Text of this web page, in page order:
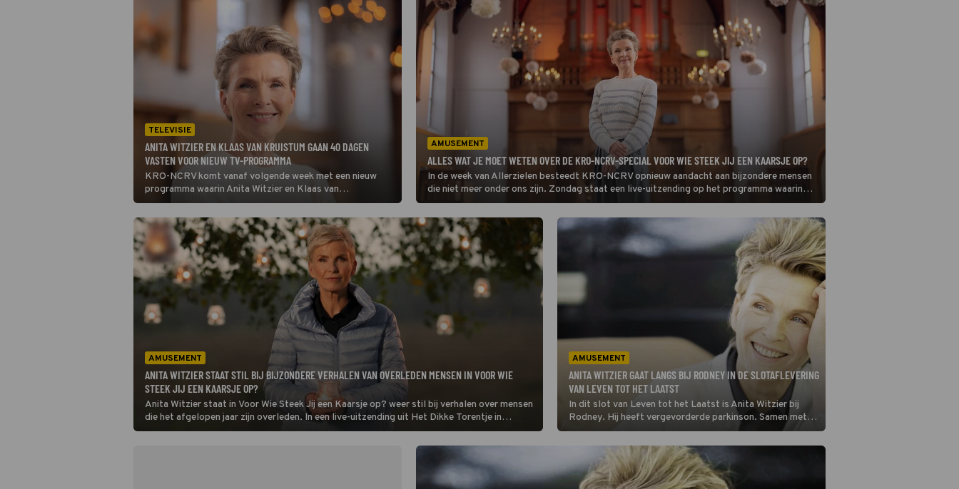
TELEVISIE
ANITA WITZIER EN KLAAS VAN KRUISTUM GAAN 40 DAGEN
VASTEN VOOR NIEUW TV-PROGRAMMA
KRO-NCRV komt vanaf volgende week met een nieuw
programma waarin Anita Witzier en Klaas van
Kruistum 40 dagen gaan vasten. Dat heeft de omroep
vandaag bekendgemaakt.
AMUSEMENT
ALLES WAT JE MOET WETEN OVER DE KRO-NCRV-SPECIAL VOOR WIE STEEK JIJ EEN KAARSJE OP?
In de week van Allerzielen besteedt KRO-NCRV opnieuw aandacht aan bijzondere mensen
die niet meer onder ons zijn. Zondag staat een live-uitzending op het programma waarin
wordt stilgestaan bij hun levens en verhalen.
AMUSEMENT
ANITA WITZIER STAAT STIL BIJ BIJZONDERE VERHALEN VAN OVERLEDEN MENSEN IN VOOR WIE
STEEK JIJ EEN KAARSJE OP?
Anita Witzier staat in Voor Wie Steek Jij een Kaarsje op? weer stil bij verhalen over mensen
die het afgelopen jaar zijn overleden. In een live-uitzending uit Het Dikke Torentje in
Eemnes worden drie kaarsen aangestoken om hen te herdenken.
AMUSEMENT
ANITA WITZIER GAAT LANGS BIJ RODNEY IN DE SLOTAFLEVERING
VAN LEVEN TOT HET LAATST
In dit slot van Leven tot het Laatst is Anita Witzier bij
Rodney. Hij heeft vergevorderde parkinson. Samen met
zijn vrouw Annemiek bekijkt hij welke mogelijkheden het
leven hem nog wel kan bieden. Geestelijk verzorger
Marjolein helpt hen daarbij.